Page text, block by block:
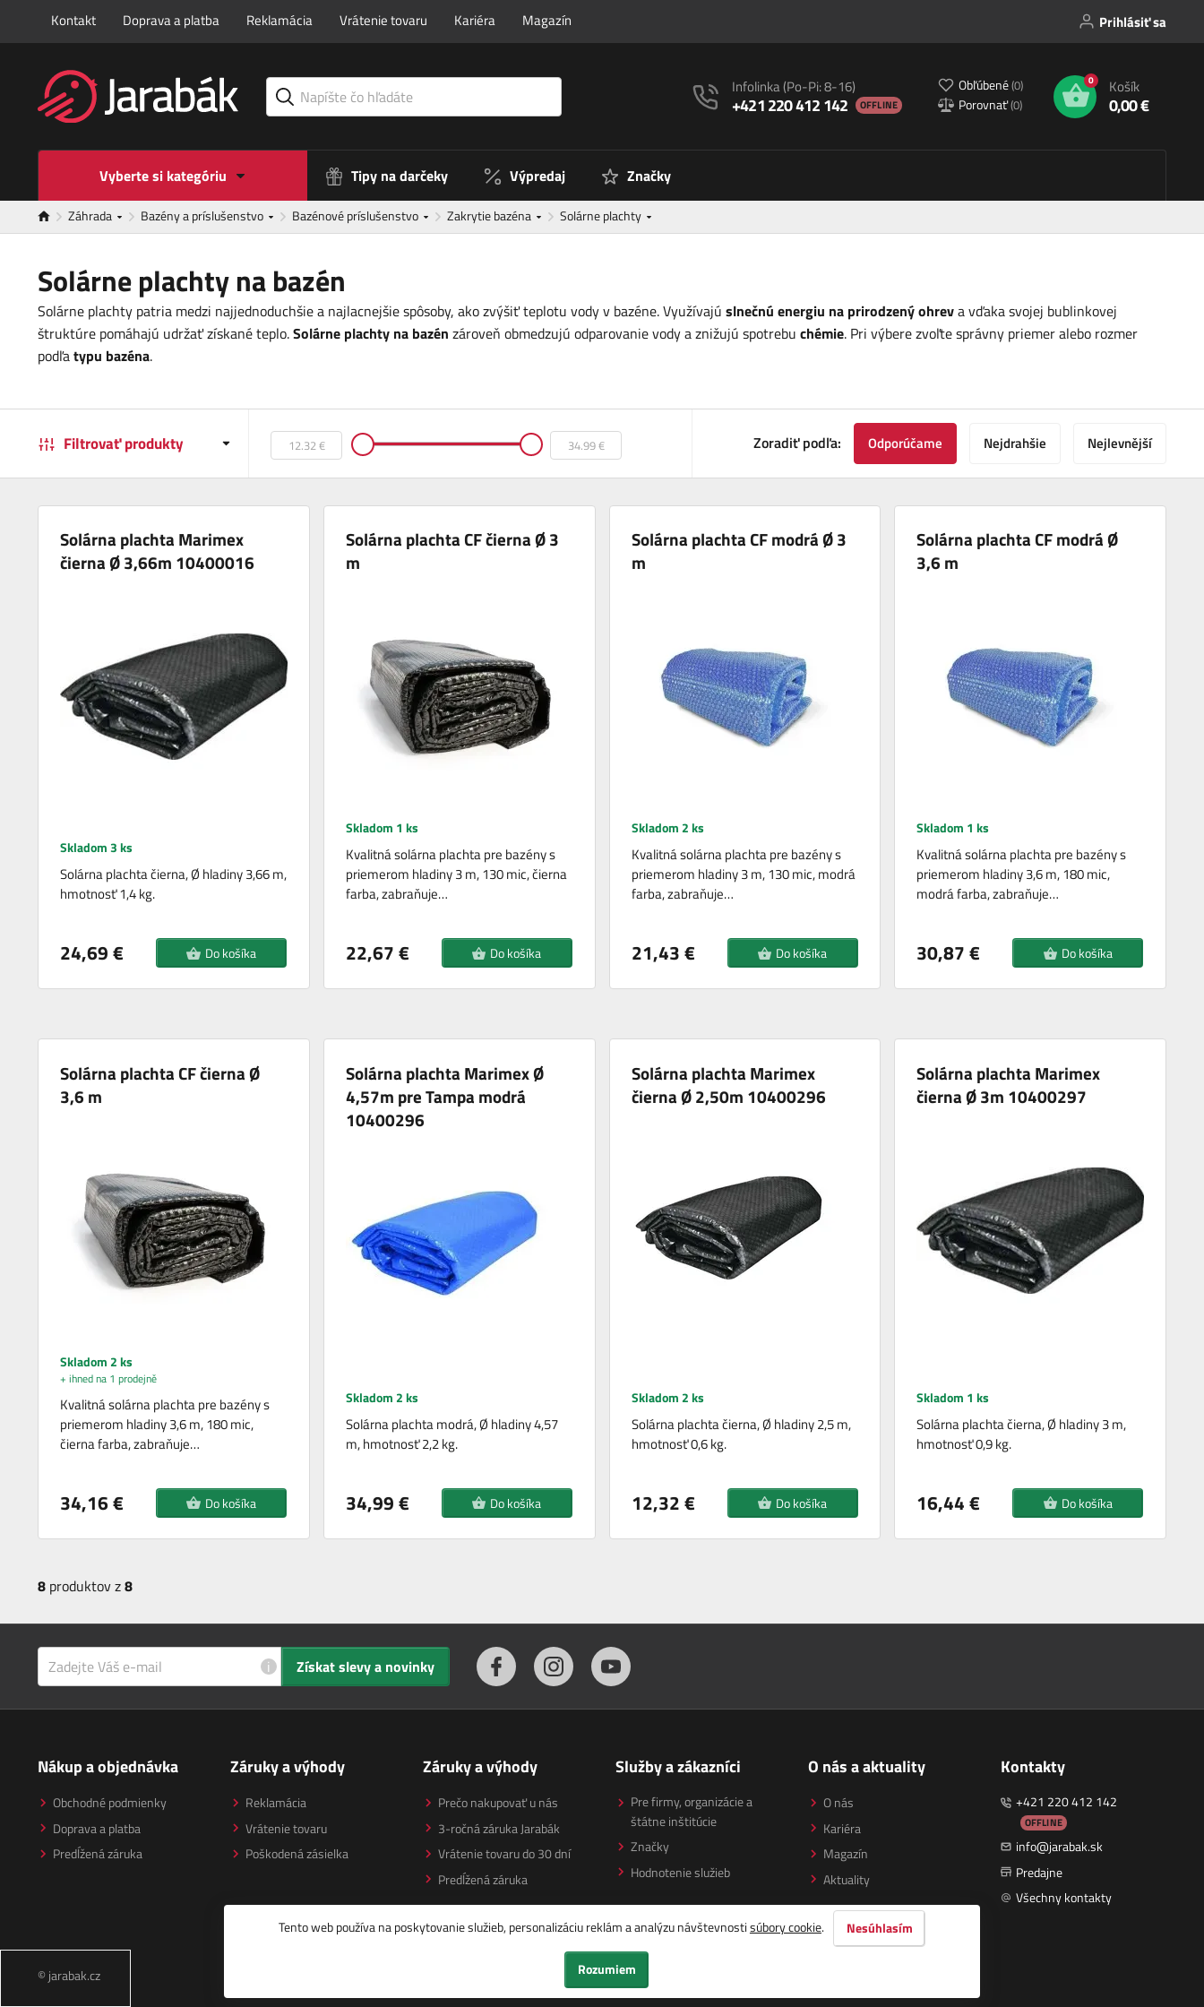
Kontakt Doprava a platba Reklamácia Vrátenie tovaru Kariéra Magazín Prihlásiť sa
Infolinka(Po-Pi: 8-16)
+421 220 412 142 OFFLINE
Obľúbené(0)
Porovnať(0)
0 Košík
0,00 €
Vyberte si kategóriu Tipy na darčeky Výpredaj Značky
Záhrada Bazény a príslušenstvo Bazénové príslušenstvo Zakrytie bazéna Solárne plachty
Solárne plachty na bazén
Solárne plachty patria medzi najjednoduchšie a najlacnejšie spôsoby, ako zvýšiť teplotu vody v bazéne. Využívajú slnečnú energiu na prirodzený ohreva vďaka svojej bublinkovej
štruktúre pomáhajú udržať získané teplo.Solárne plachty na bazén zároveň obmedzujú odparovanie vody a znižujú spotrebu chémie. Pri výbere zvoľte správny priemer alebo rozmer
podľatypu bazéna.
Filtrovať produkty Zoradiť podľa: Odporúčame Nejdrahšie Nejlevnější
Solárna plachta Marimex
čierna Ø 3,66m 10400016
Skladom 3 ks
Solárna plachta čierna, Ø hladiny 3,66 m,
hmotnosť 1,4 kg.
24,69 € Do košíka
Solárna plachta CF čierna Ø 3
m
Skladom 1 ks
Kvalitná solárna plachta pre bazény s
priemerom hladiny 3 m, 130 mic, čierna
farba, zabraňuje…
22,67 € Do košíka
Solárna plachta CF modrá Ø 3
m
Skladom 2 ks
Kvalitná solárna plachta pre bazény s
priemerom hladiny 3 m, 130 mic, modrá
farba, zabraňuje…
21,43 € Do košíka
Solárna plachta CF modrá Ø
3,6 m
Skladom 1 ks
Kvalitná solárna plachta pre bazény s
priemerom hladiny 3,6 m, 180 mic,
modrá farba, zabraňuje…
30,87 € Do košíka
Solárna plachta CF čierna Ø
3,6 m
Skladom 2 ks
+ ihned na 1 prodejně
Kvalitná solárna plachta pre bazény s
priemerom hladiny 3,6 m, 180 mic,
čierna farba, zabraňuje…
34,16 € Do košíka
Solárna plachta Marimex Ø
4,57m pre Tampa modrá
10400296
Skladom 2 ks
Solárna plachta modrá, Ø hladiny 4,57
m, hmotnosť 2,2 kg.
34,99 € Do košíka
Solárna plachta Marimex
čierna Ø 2,50m 10400296
Skladom 2 ks
Solárna plachta čierna, Ø hladiny 2,5 m,
hmotnosť 0,6 kg.
12,32 € Do košíka
Solárna plachta Marimex
čierna Ø 3m 10400297
Skladom 1 ks
Solárna plachta čierna, Ø hladiny 3 m,
hmotnosť 0,9 kg.
16,44 € Do košíka
8 produktov z8
i Získat slevy a novinky
Nákup a objednávka
Obchodné podmienky
Doprava a platba
Predĺžená záruka
Záruky a výhody
Reklamácia
Vrátenie tovaru
Poškodená zásielka
Záruky a výhody
Prečo nakupovať u nás
3-ročná záruka Jarabák
Vrátenie tovaru do 30 dní
Predĺžená záruka
Služby a zákazníci
Pre firmy, organizácie a
štátne inštitúcie
Značky
Hodnotenie služieb
O nás a aktuality
O nás
Kariéra
Magazín
Aktuality
Kontakty
+421 220 412 142
OFFLINE
info@jarabak.sk
Predajne
Všechny kontakty
© jarabak.cz
Tento web používa na poskytovanie služieb, personalizáciu reklám a analýzu návštevnostisúbory cookie. Nesúhlasím
Rozumiem